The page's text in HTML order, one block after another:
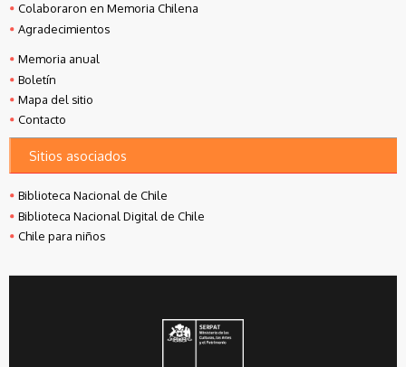
Colaboraron en Memoria Chilena
Agradecimientos
Memoria anual
Boletín
Mapa del sitio
Contacto
Sitios asociados
Biblioteca Nacional de Chile
Biblioteca Nacional Digital de Chile
Chile para niños